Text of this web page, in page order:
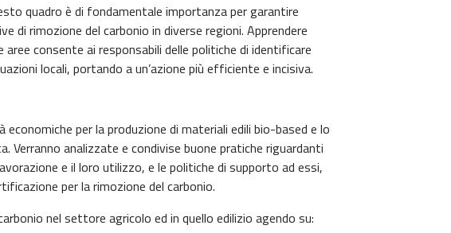
quadro è di fondamentale importanza per garantire
di rimozione del carbonio in diverse regioni. Apprendere
consente ai responsabili delle politiche di identificare
locali, portando a un’azione più efficiente e incisiva.
per la produzione di materiali edili bio-based e lo
Verranno analizzate e condivise buone pratiche riguardanti
e il loro utilizzo, e le politiche di supporto ad essi,
per la rimozione del carbonio.
nel settore agricolo ed in quello edilizio agendo su: